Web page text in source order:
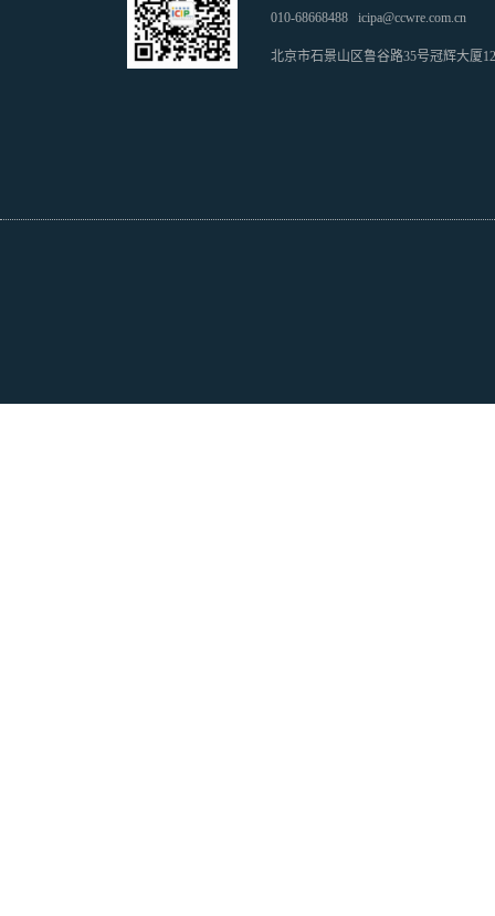
010-68668488 icipa@ccwre.com.cn
北京市石景山区鲁谷路35号冠辉大厦